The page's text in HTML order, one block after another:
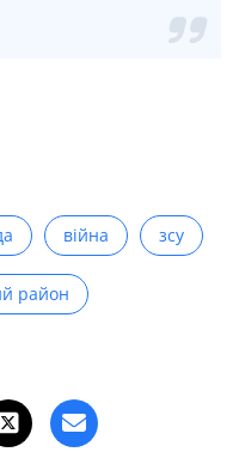
війна зсу
район